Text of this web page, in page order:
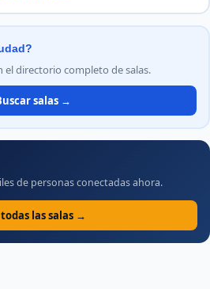
el directorio completo de salas.
salas →
de personas conectadas ahora.
las salas →